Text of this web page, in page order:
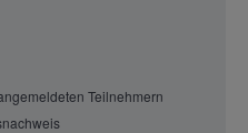
Teilnehmern